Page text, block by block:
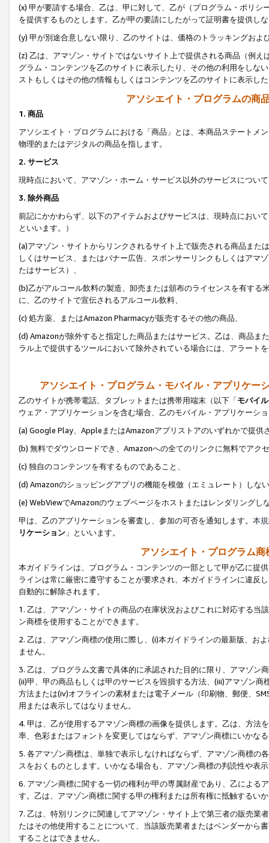
(x) 甲が要請する場合、乙は、甲に対して、乙が（プログラム・ポリ
を提供するものとします。乙が甲の要請にしたがって証明書を提供し
(y) 甲が別途合意しない限り、乙のサイトは、価格のトラッキングお
(z) 乙は、アマゾン・サイトではないサイト上で提供される商品（例
グラム・コンテンツを乙のサイトに表示したり、その他の利用をしな
ストもしくはその他の情報もしくはコンテンツを乙のサイトに表示し
アソシエイト・プログラムの商
1. 商品
アソシエイト・プログラムにおける「商品」とは、本商品ステートメ
物理的またはデジタルの商品を指します。
2. サービス
現時点において、アマゾン・ホーム・サービス以外のサービスについ
3. 除外商品
前記にかかわらず、以下のアイテムおよびサービスは、現時点におい
といいます。）
(a)アマゾン・サイトからリンクされるサイト上で販売される商品ま
しくはサービス、またはバナー広告、スポンサーリンクもしくはアマ
たはサービス）、
(b)乙がアルコール飲料の製造、卸売または頒布のライセンスを有す
に、乙のサイトで宣伝されるアルコール飲料、
(c) 処方薬、またはAmazon Pharmacyが販売するその他の商品、
(d) Amazonが除外すると指定した商品またはサービス。乙は、商品ま
ラル上で提供するツールにおいて除外されている場合には、アラート
アソシエイト・プログラム・モバイル・アプリケー
乙のサイトが携帯電話、タブレットまたは携帯用端末（以下「モバイ
ウェア・アプリケーションを含む場合、乙のモバイル・アプリケーシ
(a) Google Play、AppleまたはAmazonアプリストアのいずれかで提供
(b) 無料でダウンロードでき、Amazonへの全てのリンクに無料でアク
(c) 独自のコンテンツを有するものであること、
(d) Amazonのショッピングアプリの機能を模倣（エミュレート）しな
(e) WebViewでAmazonのウェブページをホストまたはレンダリングし
甲は、乙のアプリケーションを審査し、参加の可否を通知します。 本
リケーション 」といいます。
アソシエイト・プログラム
本ガイドラインは、プログラム・コンテンツの一部として甲が乙に提
ラインは常に厳密に遵守することが要求され、本ガイドラインに違反
自動的に解除されます。
1. 乙は、アマゾン・サイトの商品の在庫状況およびこれに対応する
ン商標を使用することができます。
2. 乙は、アマゾン商標の使用に際し、(i)本ガイドラインの最新版、お
ません。
3. 乙は、プログラム文書で具体的に承認された目的に限り、アマゾン
(ii)甲、甲の商品もしくは甲のサービスを毀損する方法、(iii)アマゾン
方法または(iv)オフラインの素材または電子メール（印刷物、郵便、
用または表示してはなりません。
4. 甲は、乙が使用するアマゾン商標の画像を提供します。乙は、方
率、色彩またはフォントを変更してはならず、アマゾン商標にいかな
5. 各アマゾン商標は、単独で表示しなければならず、アマゾン商標
スをおくものとします。いかなる場合も、アマゾン商標の判読性や表
6. アマゾン商標に関する一切の権利が甲の専属財産であり、乙による
す。乙は、アマゾン商標に関する甲の権利または所有権に抵触するい
7. 乙は、特別リンクに関連してアマゾン・サイト上で第三者の販売
たはその他使用することについて、当該販売業者またはベンダーから
することはできません。